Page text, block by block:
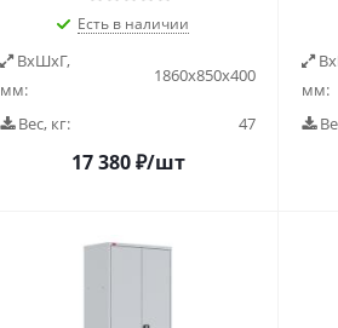
Есть в наличии
ВxШxГ,
мм:
1860х850х400
Вес, кг: 47
17 380₽/шт
мм: